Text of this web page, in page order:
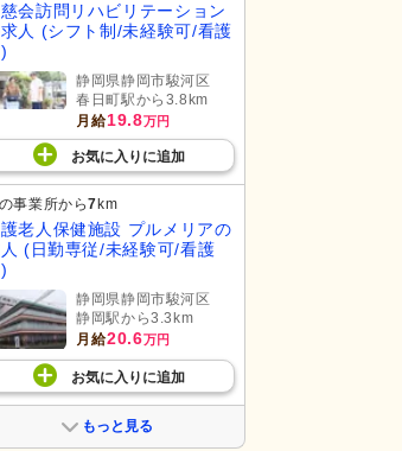
会訪問リハビリテーション
人 (シフト制/未経験可/看護
静岡県静岡市駿河区
春日町駅から3.8km
月給19.8万円
お気に入り に追加
事業所から7 km
老人保健施設 プルメリアの
(日勤専従/未経験可/看護
静岡県静岡市駿河区
静岡駅から3.3km
月給20.6万円
お気に入り に追加
もっと見る